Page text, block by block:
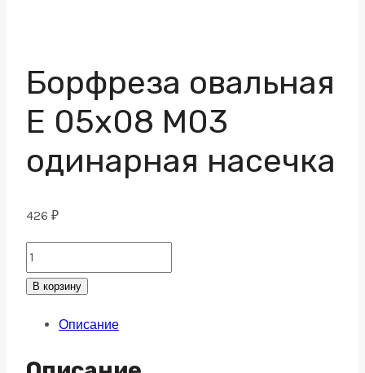
Борфреза овальная
E 05х08 M03
одинарная насечка
426 ₽
Борфреза
овальная
05х08
В корзину
Описание